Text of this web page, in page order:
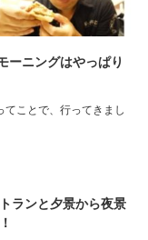
ーニングはやっぱり
ことで、行ってきまし
ランと夕景から夜景